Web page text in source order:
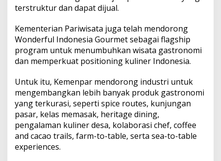
terstruktur dan dapat dijual.
Kementerian Pariwisata juga telah mendorong
Wonderful Indonesia Gourmet sebagai flagship
program untuk menumbuhkan wisata gastronomi
dan memperkuat positioning kuliner Indonesia.
Untuk itu, Kemenpar mendorong industri untuk
mengembangkan lebih banyak produk gastronomi
yang terkurasi, seperti spice routes, kunjungan
pasar, kelas memasak, heritage dining,
pengalaman kuliner desa, kolaborasi chef, coffee
and cacao trails, farm-to-table, serta sea-to-table
experiences.